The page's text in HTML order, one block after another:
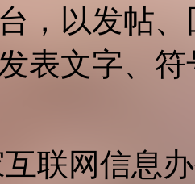
，以发帖
表文字、
联网信息